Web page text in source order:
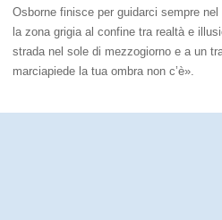
Osborne finisce per guidarci sempre
la zona grigia al confine tra realtà e
strada nel sole di mezzogiorno e a un
marciapiede la tua ombra non c’è».